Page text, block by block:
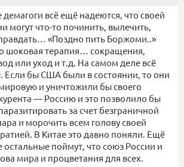
всё ещё надеются, что своей
могут что-то починить, вылечить,
«Поздно пить Боржоми..»
шоковая терапия… сокращения,
или уход и т.д. На самом деле всё
Если бы США были в состоянии, то они
и уничтожили бы своего
— Россию и это позволило бы
за счет безграничной
и морочить всем голову своей
В Китае это давно поняли. Ещё
остальные поймут, что союз России и
мира и процветания для всех.